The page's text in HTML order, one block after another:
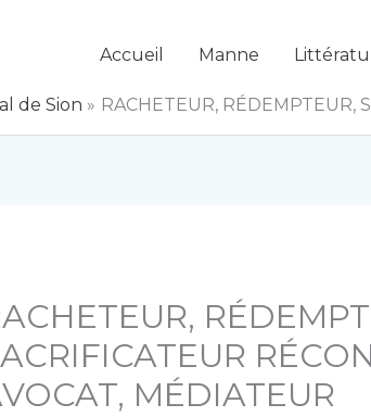
Accueil Manne
de Sion RACHETEUR, RÉDEMPTEUR,
MÉDIATEUR